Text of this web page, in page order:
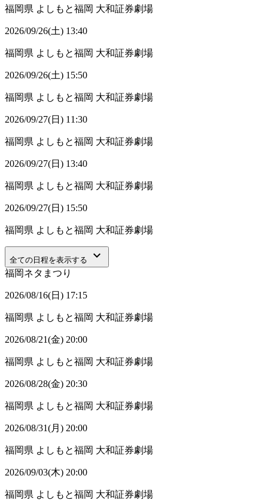
福岡県 よしもと福岡 大和証券劇場
2026/09/26(土) 13:40
福岡県 よしもと福岡 大和証券劇場
2026/09/26(土) 15:50
福岡県 よしもと福岡 大和証券劇場
2026/09/27(日) 11:30
福岡県 よしもと福岡 大和証券劇場
2026/09/27(日) 13:40
福岡県 よしもと福岡 大和証券劇場
2026/09/27(日) 15:50
福岡県 よしもと福岡 大和証券劇場
全ての日程を表示する keyboard_arrow_down
福岡ネタまつり
2026/08/16(日) 17:15
福岡県 よしもと福岡 大和証券劇場
2026/08/21(金) 20:00
福岡県 よしもと福岡 大和証券劇場
2026/08/28(金) 20:30
福岡県 よしもと福岡 大和証券劇場
2026/08/31(月) 20:00
福岡県 よしもと福岡 大和証券劇場
2026/09/03(木) 20:00
福岡県 よしもと福岡 大和証券劇場